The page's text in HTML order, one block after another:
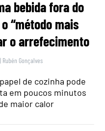
bebida fora do
“método mais
o arrefecimento
| Rubén Gonçalves
de cozinha pode
em poucos minutos
maior calor